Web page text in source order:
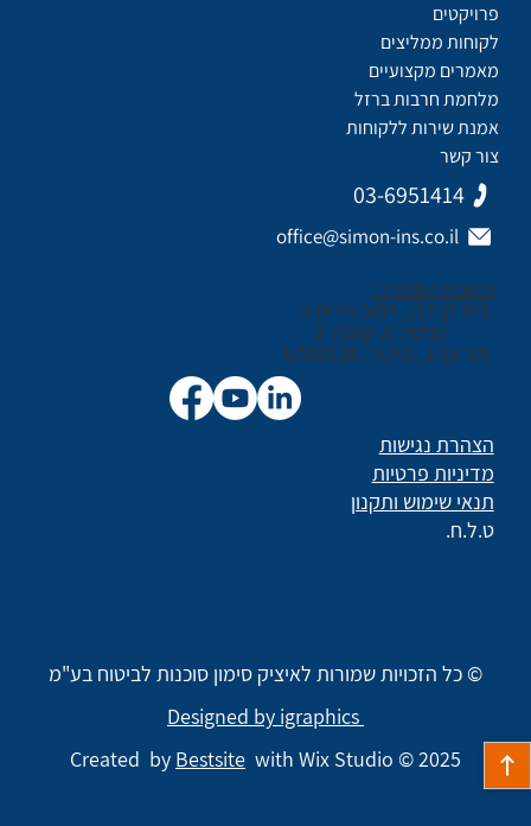
כתובת המשרד:
בית קנדה , רחוב נירים 3
כניסה C, קומה 3
תל אביב, מיקוד: 6706038
03-6951414
office@simon-ins.co.il
הצהרת נגישות
תנאי שימוש ותקנון
מדיניות פרטיות
ט.ל.ח.
פרויקטים
לקוחות ממליצים
מאמרים מקצועיים
מלחמת חרבות ברזל
אמנת שירות ללקוחות
צור קשר
Created by Bestsite with Wix Studio © 2025
Designed by igraphics
© כל הזכויות שמורות לאיציק סימון סוכנות לביטוח בע"מ